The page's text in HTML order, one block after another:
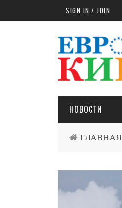
Skip to main contentSIGN IN / JOIN
НОВОСТИ
ГЛАВНАЯ